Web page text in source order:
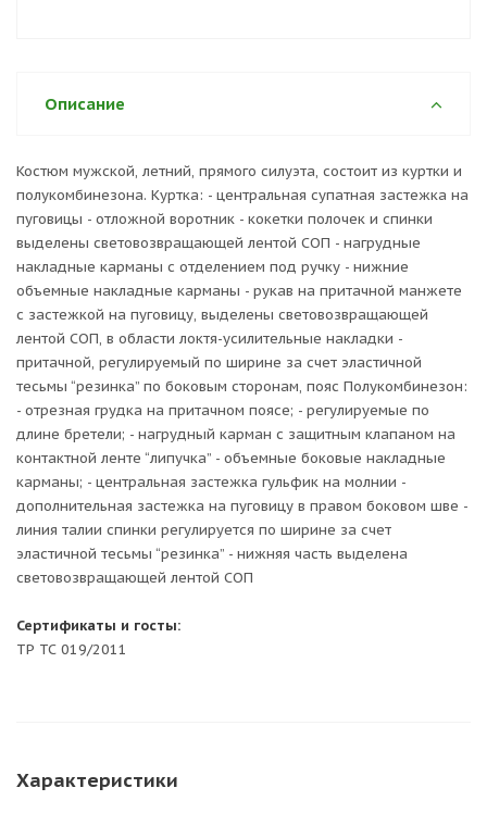
Описание
Костюм мужской, летний, прямого силуэта, состоит из куртки и
полукомбинезона. Куртка: - центральная супатная застежка на
пуговицы - отложной воротник - кокетки полочек и спинки
выделены световозвращающей лентой СОП - нагрудные
накладные карманы с отделением под ручку - нижние
объемные накладные карманы - рукав на притачной манжете
с застежкой на пуговицу, выделены световозвращающей
лентой СОП, в области локтя-усилительные накладки -
притачной, регулируемый по ширине за счет эластичной
тесьмы “резинка” по боковым сторонам, пояс Полукомбинезон:
- отрезная грудка на притачном поясе; - регулируемые по
длине бретели; - нагрудный карман с защитным клапаном на
контактной ленте “липучка” - объемные боковые накладные
карманы; - центральная застежка гульфик на молнии -
дополнительная застежка на пуговицу в правом боковом шве -
линия талии спинки регулируется по ширине за счет
эластичной тесьмы “резинка” - нижняя часть выделена
световозвращающей лентой СОП
Сертификаты и госты:
ТР ТС 019/2011
Характеристики